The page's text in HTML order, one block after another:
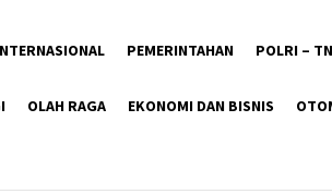
PEMERINTAHAN POLRI –
OLAH RAGA EKONOMI DAN BISNIS